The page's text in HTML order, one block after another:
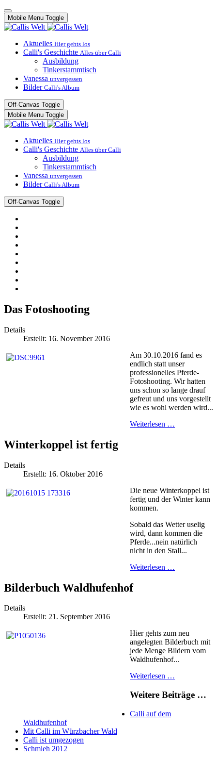
Mobile Menu Toggle
Aktuelles Hier gehts los
Calli's Geschichte Alles über Calli
Ausbildung
Tinkerstammtisch
Vanessa unvergessen
Bilder Calli's Album
Off-Canvas Toggle
Mobile Menu Toggle
Aktuelles Hier gehts los
Calli's Geschichte Alles über Calli
Ausbildung
Tinkerstammtisch
Vanessa unvergessen
Bilder Calli's Album
Off-Canvas Toggle
Das Fotoshooting
Details
Erstellt: 16. November 2016
Am 30.10.2016 fand es
endlich statt unser
professionelles Pferde-
Fotoshooting. Wir hatten
uns schon so lange drauf
gefreut und uns vorgestellt
wie es wohl werden wird...
Weiterlesen …
Winterkoppel ist fertig
Details
Erstellt: 16. Oktober 2016
Die neue Winterkoppel ist
fertig und der Winter kann
kommen.
Sobald das Wetter uselig
wird, dann kommen die
Pferde...nein natürlich
nicht in den Stall...
Weiterlesen …
Bilderbuch Waldhufenhof
Details
Erstellt: 21. September 2016
Hier gehts zum neu
angelegten Bilderbuch mit
jede Menge Bildern vom
Waldhufenhof...
Weiterlesen …
Weitere Beiträge …
Calli auf dem
Waldhufenhof
Mit Calli im Würzbacher Wald
Calli ist umgezogen
Schmieh 2012